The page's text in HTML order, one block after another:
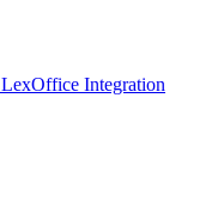
LexOffice Integration